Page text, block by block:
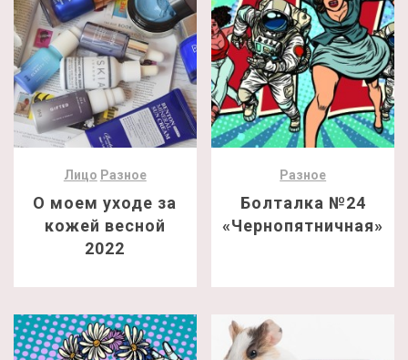
Лицо Разное
О моем уходе за
кожей весной
2022
Разное
Болталка №24
«Чернопятничная»